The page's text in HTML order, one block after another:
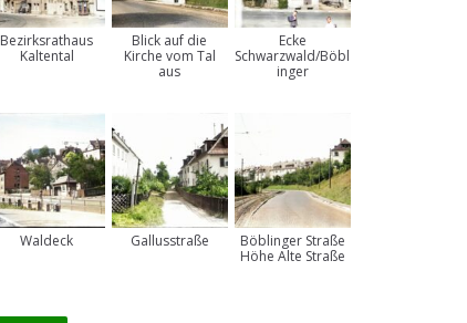
Bezirksrathaus
Kaltental
Blick auf die
Kirche vom Tal
aus
Ecke
Schwarzwald/Böbl
inger
Waldeck Gallusstraße
Böblinger Straße
Höhe Alte Straße